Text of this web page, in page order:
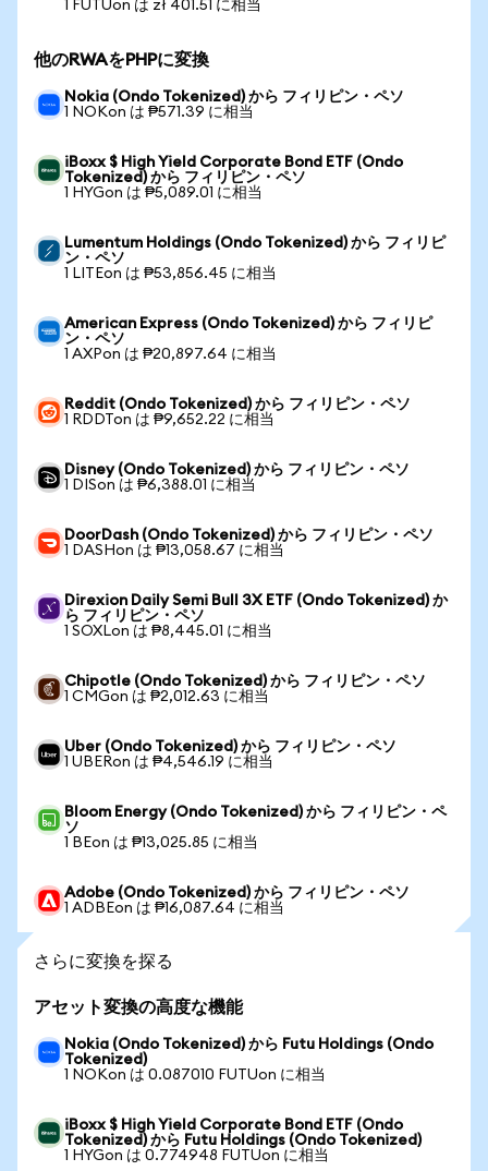
1 FUTUon は zł 401.51 に相当
他のRWAをPHPに変換
Nokia (Ondo Tokenized) から フィリピン・ペソ
1 NOKon は ₱571.39 に相当
iBoxx $ High Yield Corporate Bond ETF (Ondo
Tokenized) から フィリピン・ペソ
1 HYGon は ₱5,089.01 に相当
Lumentum Holdings (Ondo Tokenized) から フィリピ
ン・ペソ
1 LITEon は ₱53,856.45 に相当
American Express (Ondo Tokenized) から フィリピ
ン・ペソ
1 AXPon は ₱20,897.64 に相当
Reddit (Ondo Tokenized) から フィリピン・ペソ
1 RDDTon は ₱9,652.22 に相当
Disney (Ondo Tokenized) から フィリピン・ペソ
1 DISon は ₱6,388.01 に相当
DoorDash (Ondo Tokenized) から フィリピン・ペソ
1 DASHon は ₱13,058.67 に相当
Direxion Daily Semi Bull 3X ETF (Ondo Tokenized) か
ら フィリピン・ペソ
1 SOXLon は ₱8,445.01 に相当
Chipotle (Ondo Tokenized) から フィリピン・ペソ
1 CMGon は ₱2,012.63 に相当
Uber (Ondo Tokenized) から フィリピン・ペソ
1 UBERon は ₱4,546.19 に相当
Bloom Energy (Ondo Tokenized) から フィリピン・ペ
ソ
1 BEon は ₱13,025.85 に相当
Adobe (Ondo Tokenized) から フィリピン・ペソ
1 ADBEon は ₱16,087.64 に相当
さらに変換を探る
アセット変換の高度な機能
Nokia (Ondo Tokenized) から Futu Holdings (Ondo
Tokenized)
1 NOKon は 0.087010 FUTUon に相当
iBoxx $ High Yield Corporate Bond ETF (Ondo
Tokenized) から Futu Holdings (Ondo Tokenized)
1 HYGon は 0.774948 FUTUon に相当